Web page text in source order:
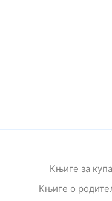
Књиге за
Књиге о